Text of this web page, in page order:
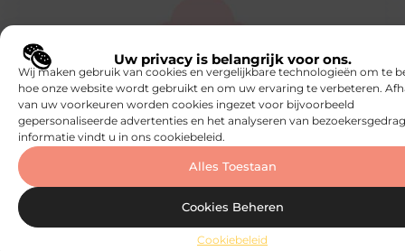
Uw privacy is belangrijk voor ons.
Wij maken gebruik van cookies en vergelijkbare technologieën om te
hoe onze website wordt gebruikt en om uw ervaring te verbeteren.
van uw voorkeuren worden cookies ingezet voor bijvoorbeeld
gepersonaliseerde advertenties en het analyseren van
informatie vindt u in ons cookiebeleid.
Alles Toestaan
Cookies Beheren
Cookiebeleid
HOME
Waarom moet ik mijn huis beschermen?
Een onderzoek van het Centraal Bureau voor de
Statistiek toont aan dat er elk jaar ongeveer